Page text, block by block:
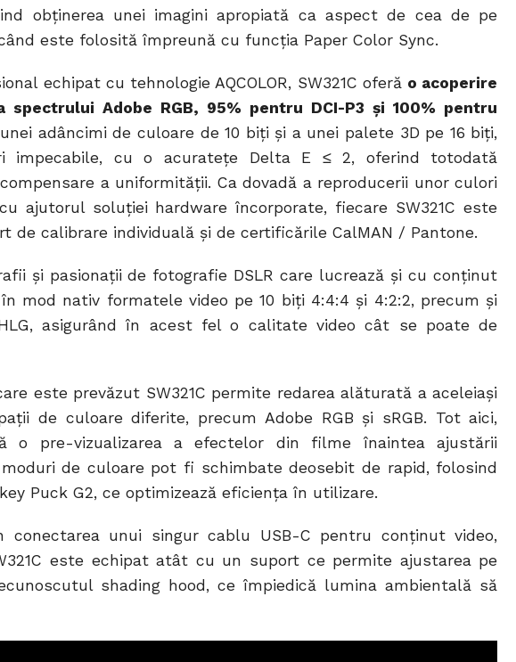
obţinerea unei imagini apropiată ca aspect de cea de pe
este folosită împreună cu funcția Paper Color Sync.
echipat cu tehnologie AQCOLOR, SW321C oferă o acoperire
Adobe RGB, 95% pentru DCI-P3 și 100% pentru
adâncimi de culoare de 10 biți și a unei palete 3D pe 16 biți,
impecabile, cu o acuratețe Delta E ≤ 2, oferind totodată
a uniformității. Ca dovadă a reproducerii unor culori
ajutorul soluției hardware încorporate, fiecare SW321C este
de calibrare individuală și de certificările CalMAN / Pantone.
și pasionații de fotografie DSLR care lucrează și cu conținut
în mod nativ formatele video pe 10 biți 4:4:4 și 4:2:2, precum și
asigurând în acest fel o calitate video cât se poate de
este prevăzut SW321C permite redarea alăturată a aceleiași
de culoare diferite, precum Adobe RGB și sRGB. Tot aici,
o pre-vizualizarea a efectelor din filme înaintea ajustării
de culoare pot fi schimbate deosebit de rapid, folosind
Puck G2, ce optimizează eficiența în utilizare.
conectarea unui singur cablu USB-C pentru conținut video,
este echipat atât cu un suport ce permite ajustarea pe
shading hood, ce împiedică lumina ambientală să